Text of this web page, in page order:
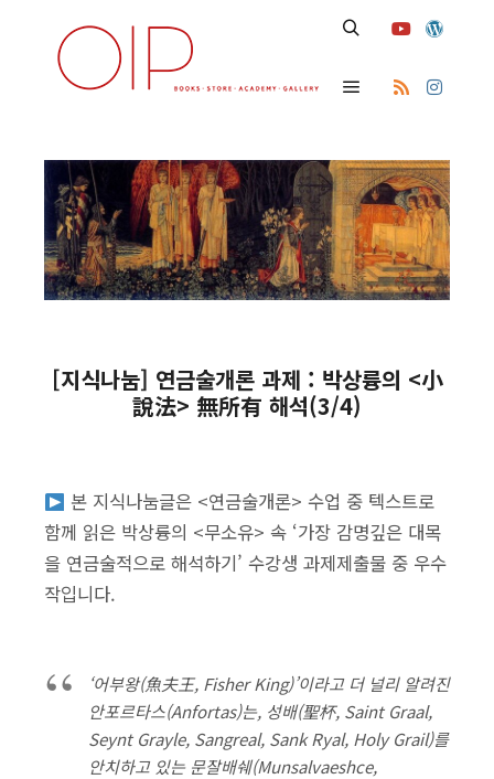
[지식나눔] 연금술개론 과제 : 박상륭의 <小
說法> 無所有 해석(3/4)
본 지식나눔글은 <연금술개론> 수업 중 텍스트로
함께 읽은 박상륭의 <무소유> 속 ‘가장 감명깊은 대목
을 연금술적으로 해석하기’ 수강생 과제제출물 중 우수
작입니다.
‘어부왕(魚夫王, Fisher King)’이라고 더 널리 알려진
안포르타스(Anfortas)는, 성배(聖杯, Saint Graal,
Seynt Grayle, Sangreal, Sank Ryal, Holy Grail)를
안치하고 있는 문잘배쉐(Munsalvaeshce,